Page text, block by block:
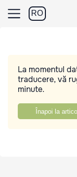
RO
La momentul
traducere, vă
minute.
Înapoi la